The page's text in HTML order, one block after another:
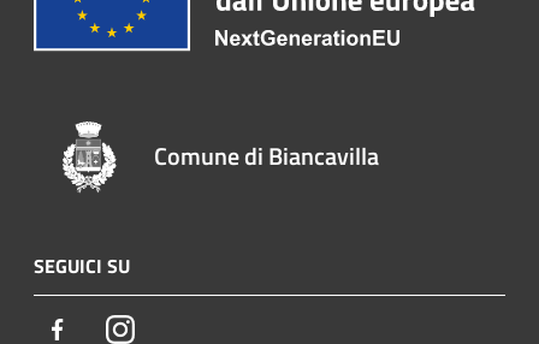
Comune di Biancavilla
SEGUICI SU
FacebookInstagram